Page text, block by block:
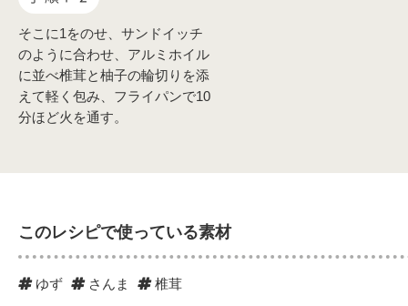
そこに1をのせ、サンドイッチ
のように合わせ、アルミホイル
に並べ椎茸と柚子の輪切りを添
えて軽く包み、フライパンで10
分ほど火を通す。
このレシピで使っている素材
ゆず さんま 椎茸